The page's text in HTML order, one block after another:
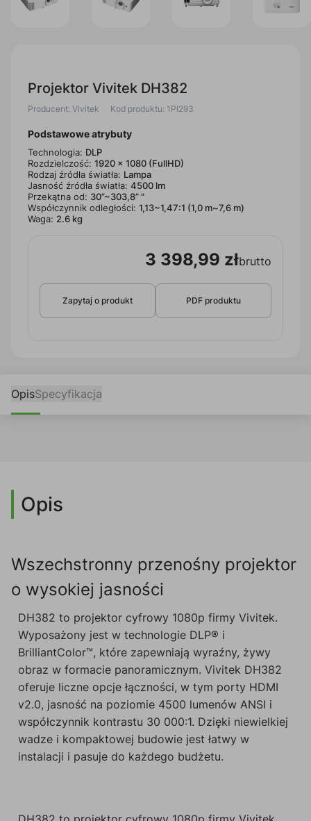
Projektor Vivitek DH382
Producent: Vivitek Kod produktu: 1PI293
Podstawowe atrybuty
Technologia: DLP
Rozdzielczość: 1920 x 1080 (FullHD)
Rodzaj źródła światła: Lampa
Jasność źródła światła: 4500 lm
Przekątna od: 30”~303,8” "
Współczynnik odległości: 1,13~1,47:1 (1,0 m~7,6 m)
Waga: 2.6 kg
3 398,99 złbrutto
Zapytaj o produkt PDF produktu
OpisSpecyfikacja
Opis
Wszechstronny przenośny projektor
o wysokiej jasności
DH382 to projektor cyfrowy 1080p firmy Vivitek.
Wyposażony jest w technologie DLP® i
BrilliantColor™, które zapewniają wyraźny, żywy
obraz w formacie panoramicznym. Vivitek DH382
oferuje liczne opcje łączności, w tym porty HDMI
v2.0, jasność na poziomie 4500 lumenów ANSI i
współczynnik kontrastu 30 000:1. Dzięki niewielkiej
wadze i kompaktowej budowie jest łatwy w
instalacji i pasuje do każdego budżetu.